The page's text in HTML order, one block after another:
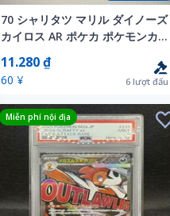
70 シャリタツ マリル ダイノーズ
カイロス AR ポケカ ポケモンカ
ード 25th 151
11.280 ₫
60 ¥ 6 lượt đấu
Miễn phí nội địa